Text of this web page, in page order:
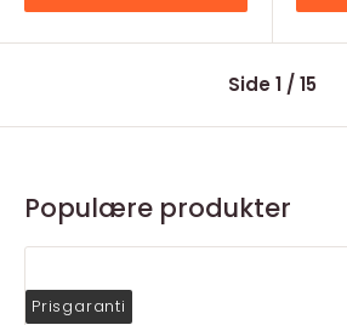
Side 1 / 15
Populære produkter
Prisgaranti